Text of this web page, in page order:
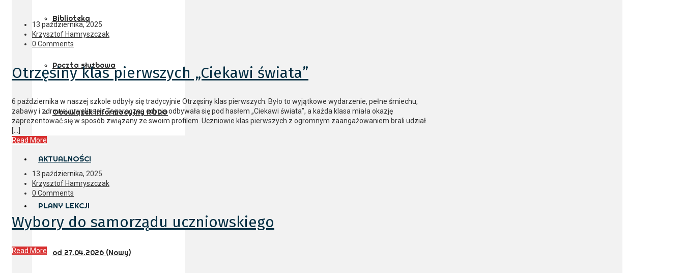
Biblioteka
Poczta służbowa
Obowiązek informacyjny RODO
AKTUALNOŚCI
PLANY LEKCJI
od 27.04.2026 (Nowy)
13 października, 2025
Krzysztof Hamryszczak
0 Comments
Otrzęsiny klas pierwszych „Ciekawi świata”
6 października w naszej szkole odbyły się tradycyjnie Otrzęsiny klas pierwszych. Było to wyjątkowe wydarzenie, pełne śmiechu,
zabawy i zdrowej rywalizacji. Tegoroczna edycja odbywała się pod hasłem „Ciekawi świata”, a każda klasa miała okazję
zaprezentować się w sposób związany ze swoim profilem. Uczniowie klas pierwszych z ogromnym zaangażowaniem brali udział
[…]
Read More
13 października, 2025
Krzysztof Hamryszczak
0 Comments
Wybory do samorządu uczniowskiego
Read More